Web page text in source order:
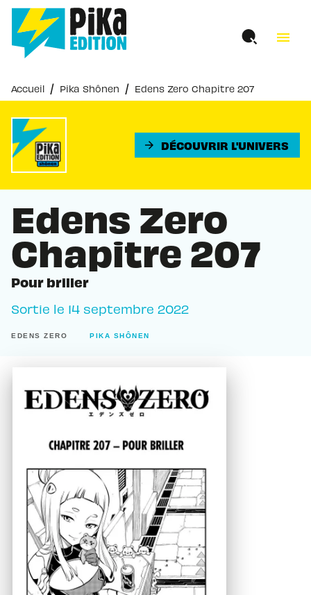
MENU RECHERCHE
PIED DE PAGE
menu
Accueil / Pika Shônen / Edens Zero Chapitre 207
arrow_forward DÉCOUVRIR L'UNIVERS
Edens Zero
Chapitre 207
Pour briller
Sortie le 14 septembre 2022
EDENS ZERO PIKA SHÔNEN